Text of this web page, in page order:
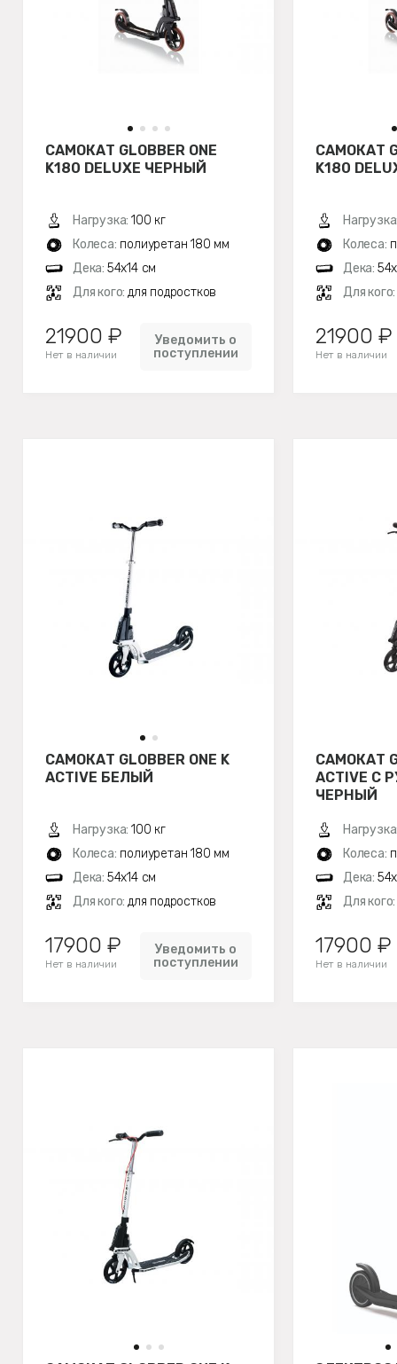
САМОКАТ GLOBBER ONE
K180 DELUXE ЧЕРНЫЙ
Нагрузка: 100 кг
Колеса: полиуретан 180 мм
Дека: 54x14 см
Для кого: для подростков
21900 ₽
Нет в наличии
Уведомить о
поступлении
САМОКАТ
K180
Колеса:
Дека:
Для кого:
21900 ₽
Нет в наличии
САМОКАТ GLOBBER ONE K
ACTIVE БЕЛЫЙ
Нагрузка: 100 кг
Колеса: полиуретан 180 мм
Дека: 54x14 см
Для кого: для подростков
17900 ₽
Нет в наличии
Уведомить о
поступлении
САМОКАТ
ACTIVE С
ЧЕРНЫЙ
Колеса:
Дека:
Для кого:
17900 ₽
Нет в наличии